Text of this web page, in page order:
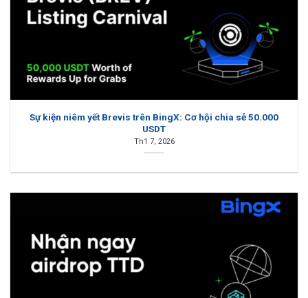
Sự kiện niêm yết Brevis trên BingX: Cơ hội chia sẻ 50.000
USDT
Th1 7, 2026